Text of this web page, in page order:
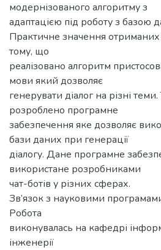
модернізованого алгоритму з
адаптацією під роботу з базою
Практичне значення отриманих
тому, що
реалізовано алгоритм
мови який дозволяє
генерувати діалог на різні
розроблено програмне
забезпечення яке дозволяє
бази даних при генерації
діалогу. Дане програмне
використане розробниками
чат-ботів у різних сферах.
Зв’язок з науковими
Робота
виконувалась на кафедрі
інженерії